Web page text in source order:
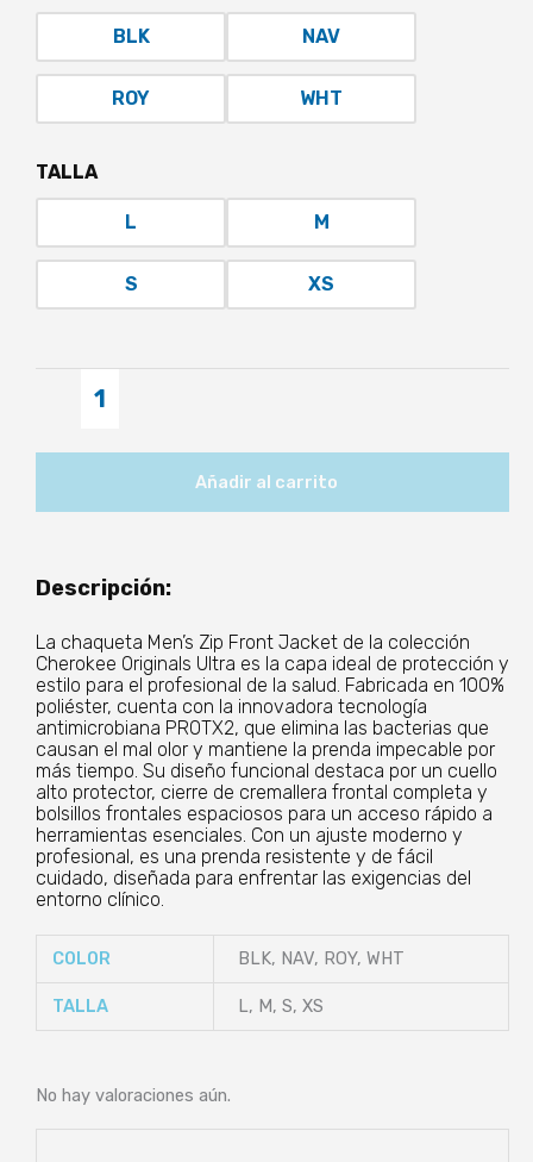
BLK NAV
ROY WHT
TALLA
L M
S XS
-
Originals
cantidad
Añadir al carrito
Descripción:
La chaqueta Men’s Zip Front Jacket de la colección
Cherokee Originals Ultra es la capa ideal de protección y
estilo para el profesional de la salud. Fabricada en 100%
poliéster, cuenta con la innovadora tecnología
antimicrobiana PROTX2, que elimina las bacterias que
causan el mal olor y mantiene la prenda impecable por
más tiempo. Su diseño funcional destaca por un cuello
alto protector, cierre de cremallera frontal completa y
bolsillos frontales espaciosos para un acceso rápido a
herramientas esenciales. Con un ajuste moderno y
profesional, es una prenda resistente y de fácil
cuidado, diseñada para enfrentar las exigencias del
entorno clínico.
COLOR BLK, NAV, ROY, WHT
TALLA L, M, S, XS
No hay valoraciones aún.